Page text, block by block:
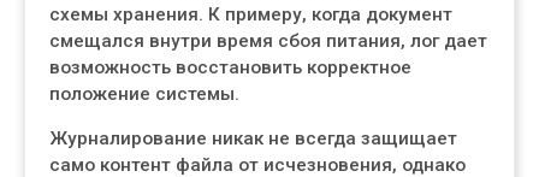
схемы хранения. К примеру, когда документ
смещался внутри время сбоя питания, лог дает
возможность восстановить корректное
положение системы.
Журналирование никак не всегда защищает
само контент файла от исчезновения, однако